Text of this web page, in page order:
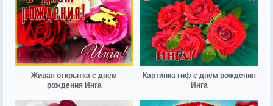
Живая открытка с днем
рождения Инга
Картинка гиф с днем рождения
Инга